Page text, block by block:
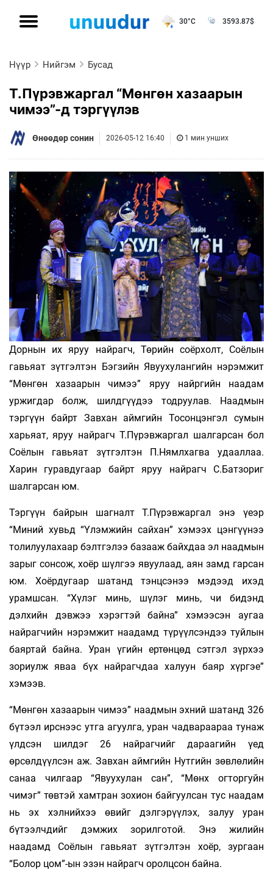
30°C 3593.87$
Нүүр Нийгэм Бусад
Т.Пүрэвжаргал “Мөнгөн хазаарын
чимээ”-д тэргүүлэв
Өнөөдөр сонин 2026-05-12 16:40 1 мин унших
Дорнын их яруу найрагч, Төрийн соёрхолт, Соёлын
гавьяат зүтгэлтэн Бэгзийн Явуухулангийн нэрэмжит
“Мөнгөн хазаарын чимээ” яруу найргийн наадам
уржигдар болж, шилдгүүдээ тодруулав. Наадмын
тэргүүн байрт Завхан аймгийн Тосонцэнгэл сумын
харьяат, яруу найрагч Т.Пүрэвжаргал шалгарсан бол
Соёлын гавьяат зүтгэлтэн П.Нямлхагва удааллаа.
Харин гуравдугаар байрт яруу найрагч С.Батзориг
шалгарсан юм.
Тэргүүн байрын шагналт Т.Пүрэвжаргал энэ үеэр
“Миний хувьд “Үлэмжийн сайхан” хэ­­мээх цэнгүүнээ
толилуулахаар бэлтгэлээ базааж байхдаа эл наадмын
зарыг сонсож, хоёр шүлгээ явуулаад, аян замд гарсан
юм. Хоёрдугаар шатанд тэнцсэнээ мэдээд ихэд
урамшсан. “Хүлэг минь, шүлэг минь, чи бидэнд
дэлхийн дэвжээ хэрэгтэй байна” хэмээсэн аугаа
найрагчийн нэрэмжит наадамд түрүүлсэндээ туйлын
баяртай байна. Уран үгийн ертөнцөд сэтгэл зүрхээ
зориулж яваа бүх найрагчдаа халуун баяр хүргэе”
хэмээв.
“Мөнгөн хазаарын чимээ” наадмын эхний шатанд 326
бүтээл ирснээс утга агуулга, уран чадвараараа тунаж
үлдсэн шилдэг 26 найрагчийг дараагийн үед
өрсөлдүүлсэн аж. Завхан аймгийн Нутгийн зөвлөлийн
санаа­ чилгаар “Явуухулан сан”, “Мөнх огторгуйн
чимэг” төвтэй хамтран зохион байгуулсан тус наадам
нь эх хэлнийхээ өвийг дэлгэрүүлэх, залуу уран
бүтээлчдийг дэмжих зорилготой. Энэ жилийн
наадамд Соёлын гавьяат зүтгэлтэн хоёр, зургаан
“Болор цом”-ын эзэн найрагч оролцсон байна.